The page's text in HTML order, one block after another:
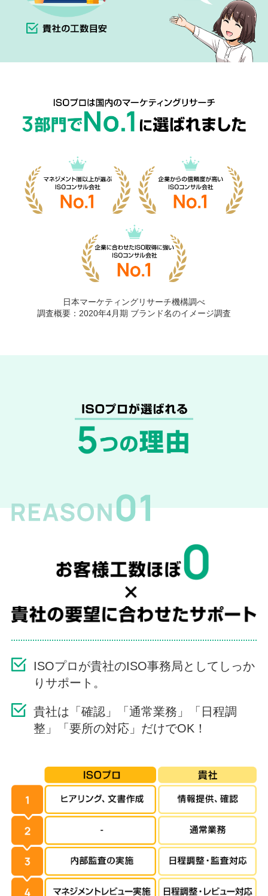
日本マーケティングリサーチ機構調べ
調査概要：2020年4月期 ブランド名のイメージ調査
ISOプロが貴社のISO事務局としてしっか
りサポート。
貴社は「確認」「通常業務」「日程調
整」「要所の対応」だけでOK！